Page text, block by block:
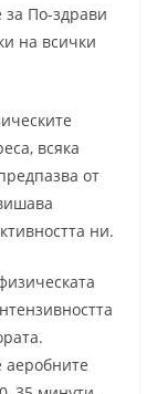
за По-здрави
на всички
всяка
от
ни.
аеробните